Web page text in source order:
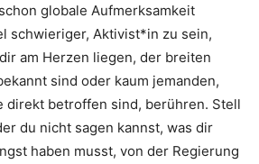
globale Aufmerksamkeit
schwieriger, Aktivist*in zu sein,
am Herzen liegen, der breiten
sind oder kaum jemanden,
direkt betroffen sind, berühren. Stell
du nicht sagen kannst, was dir
haben musst, von der Regierung